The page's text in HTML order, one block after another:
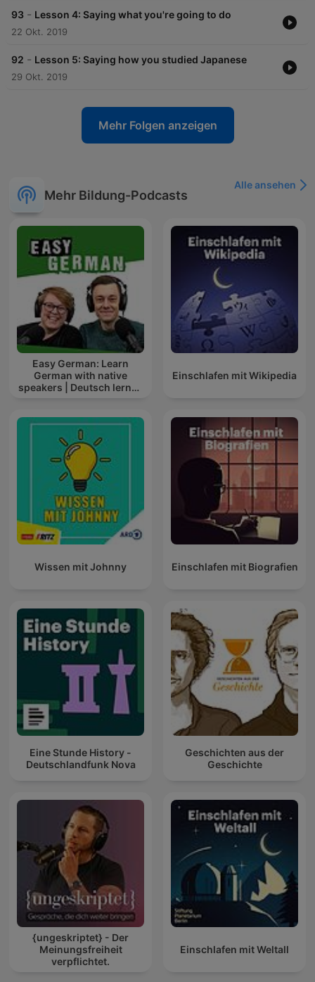
93 - Lesson 4: Saying what you're going to do
22 Okt. 2019
92 - Lesson 5: Saying how you studied Japanese
29 Okt. 2019
Mehr Folgen anzeigen
Mehr Bildung-Podcasts
Alle ansehen
Easy German: Learn
German with native
speakers | Deutsch lernen
Einschlafen mit Wikipedia
Wissen mit Johnny Einschlafen mit Biografien
Eine Stunde History -
Deutschlandfunk Nova
Geschichten aus der
Geschichte
{ungeskriptet} - Der
Meinungsfreiheit
verpflichtet.
Einschlafen mit Weltall